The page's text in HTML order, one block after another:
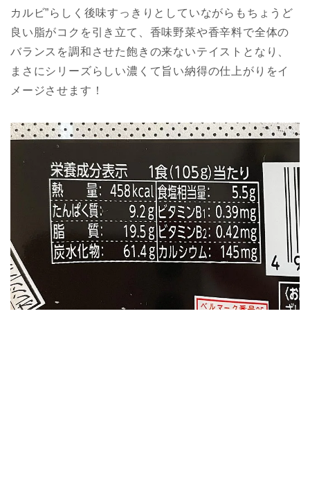
カルビ”らしく後味すっきりとしていながらもちょうど
良い脂がコクを引き立て、香味野菜や香辛料で全体の
バランスを調和させた飽きの来ないテイストとなり、
まさにシリーズらしい濃くて旨い納得の仕上がりをイ
メージさせます！